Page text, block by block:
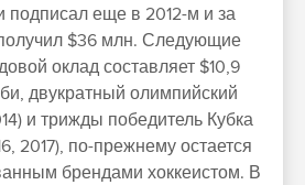
подписал еще в 2012-м и за
$36 млн. Следующие
оклад составляет $10,9
двукратный олимпийский
и трижды победитель Кубка
2017), по-прежнему остается
брендами хоккеистом. В